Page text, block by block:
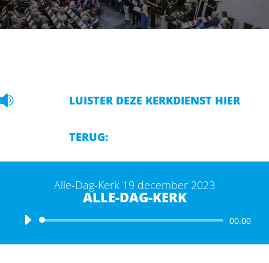
 LUISTER DEZE KERKDIENST HIER
TERUG:
Alle-Dag-Kerk 19 december 2023
ALLE-DAG-KERK
Audiospeler 00:00